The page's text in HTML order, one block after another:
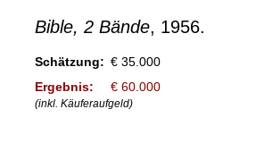
Bible, 2 Bände, 1956.
Schätzung: € 35.000
Ergebnis:
€ 60.000
(inkl. Käuferaufgeld)